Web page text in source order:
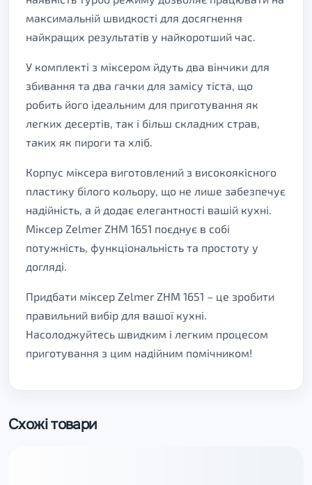
максимальній швидкості для досягнення
найкращих результатів у найкоротший час.
У комплекті з міксером йдуть два вінчики для
збивання та два гачки для замісу тіста, що
робить його ідеальним для приготування як
легких десертів, так і більш складних страв,
таких як пироги та хліб.
Корпус міксера виготовлений з високоякісного
пластику білого кольору, що не лише забезпечує
надійність, а й додає елегантності вашій кухні.
Міксер Zelmer ZHM 1651 поєднує в собі
потужність, функціональність та простоту у
догляді.
Придбати міксер Zelmer ZHM 1651 – це зробити
правильний вибір для вашої кухні.
Насолоджуйтесь швидким і легким процесом
приготування з цим надійним помічником!
Схожі товари